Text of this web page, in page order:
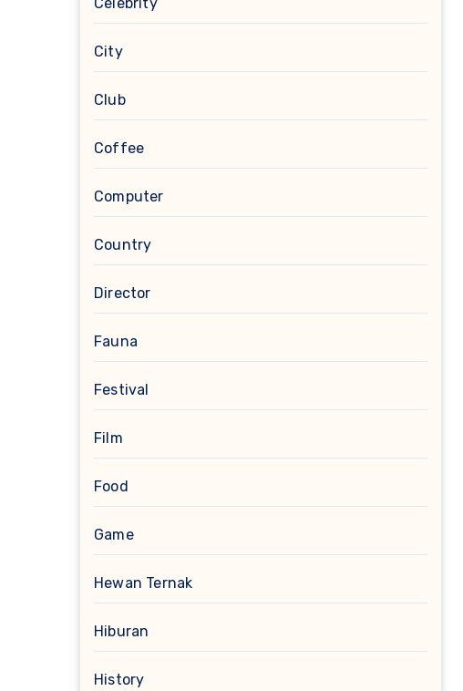
City
Club
Coffee
Computer
Country
Director
Fauna
Festival
Film
Food
Game
Hewan Ternak
Hiburan
History